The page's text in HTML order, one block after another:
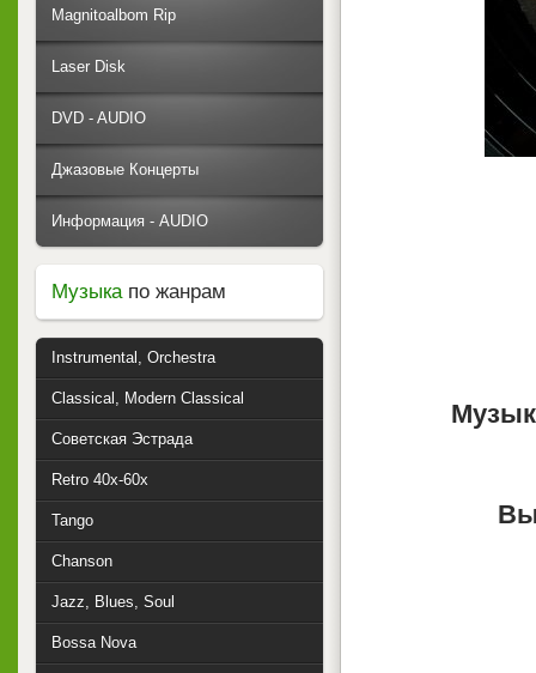
Magnitoalbom Rip
Laser Disk
DVD - AUDIO
Джазовые Концерты
Информация - AUDIO
Музыкапо жанрам
Instrumental, Orchestra
Classical, Modern Classical
Советская Эстрада
Retro 40x-60x
Tango
Chanson
Jazz, Blues, Soul
Bossa Nova